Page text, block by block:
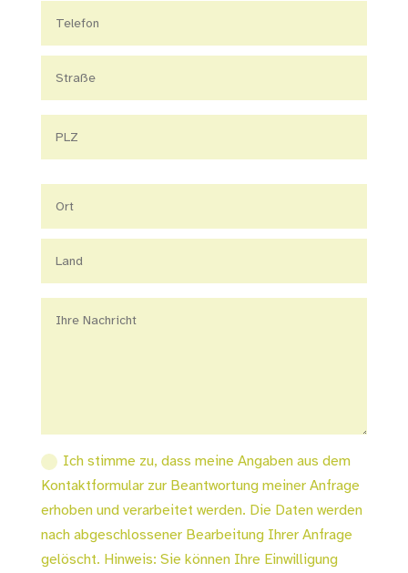
Ich stimme zu, dass meine Angaben aus dem
Kontaktformular zur Beantwortung meiner Anfrage
erhoben und verarbeitet werden. Die Daten werden
nach abgeschlossener Bearbeitung Ihrer Anfrage
gelöscht. Hinweis: Sie können Ihre Einwilligung